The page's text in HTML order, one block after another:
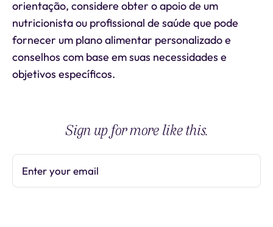
orientação, considere obter o apoio de um
nutricionista ou profissional de saúde que pode
fornecer um plano alimentar personalizado e
conselhos com base em suas necessidades e
objetivos específicos.
Sign up for more like this.
Enter your email